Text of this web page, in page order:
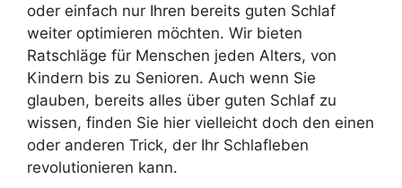
oder einfach nur Ihren bereits guten Schlaf
weiter optimieren möchten. Wir bieten
Ratschläge für Menschen jeden Alters, von
Kindern bis zu Senioren. Auch wenn Sie
glauben, bereits alles über guten Schlaf zu
wissen, finden Sie hier vielleicht doch den einen
oder anderen Trick, der Ihr Schlafleben
revolutionieren kann.